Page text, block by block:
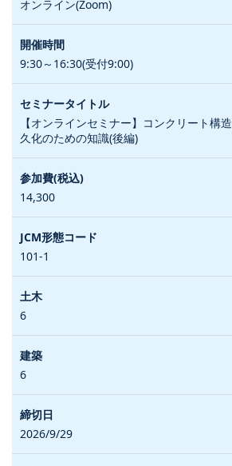
オンライン(Zoom)
9:30～16:30(受付9:00)
【オンラインセミナー】コンクリート構
久化のための知識(後編)
14,300
101-1
6
6
2026/9/29